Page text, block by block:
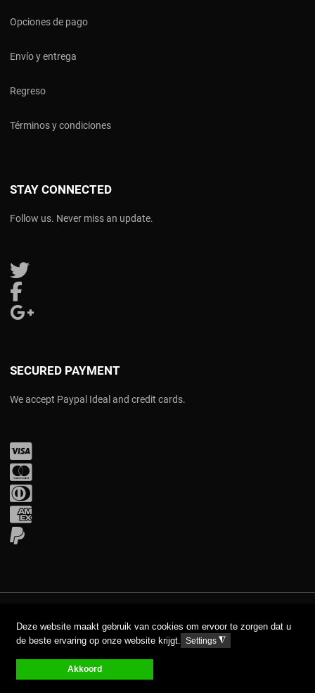
Deze website maakt gebruik van cookies om ervoor te zorgen dat u
de beste ervaring op onze website krijgt.
Settings◮
Akkoord
Opciones de pago
Envío y entrega
Regreso
Términos y condiciones
STAY CONNECTED
Follow us. Never miss an update.
Follow us on Twitter
SECURED PAYMENT
We accept Paypal Ideal and credit cards.
PayPal
DISCLAIMERPRIVACY GPDR